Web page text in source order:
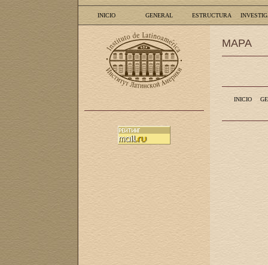
INICIO GENERAL ESTRUCTURA
MAPA
INICIO